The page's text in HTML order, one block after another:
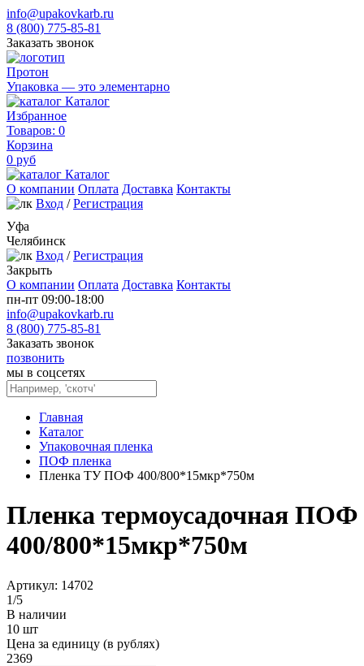
info@upakovkarb.ru
8 (800) 775-85-81
Заказать звонок
Протон
Упаковка — это элементарно
Каталог
Избранное
Товаров: 0
Корзина
0 руб
Каталог
О компании Оплата Доставка Контакты
Вход / Регистрация
Уфа
Челябинск
Вход / Регистрация
Закрыть
О компании Оплата Доставка Контакты
пн-пт 09:00-18:00
info@upakovkarb.ru
8 (800) 775-85-81
Заказать звонок
позвонить
мы в соцсетях
Главная
Каталог
Упаковочная пленка
ПОФ пленка
Пленка ТУ ПОФ 400/800*15мкр*750м
Пленка термоусадочная ПОФ
400/800*15мкр*750м
Артикул: 14702
1/5
В наличии
10 шт
Цена за единицу (в рублях)
2369